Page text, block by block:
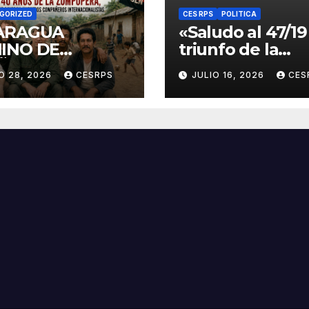
DE
Y
A 40
de La
nuestros
28, 2026 CESRPS
CES RPS POLITICA
«Saludo al 47/
triunfo de la
Revolución
Sandinista :
+ allá!»
JULIO 16, 2026